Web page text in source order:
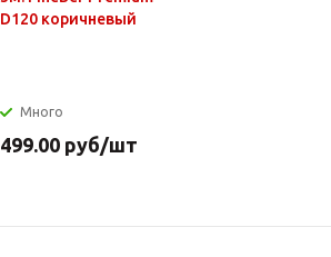
D120 коричневый
Много
499.00 руб/шт